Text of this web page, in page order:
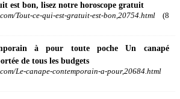
est bon, lisez notre horoscope gratuit
Tout-ce-qui-est-gratuit-est-bon,20754.html (8
à pour toute poche Un canapé
de tous les budgets
Le-canape-contemporain-a-pour,20684.html